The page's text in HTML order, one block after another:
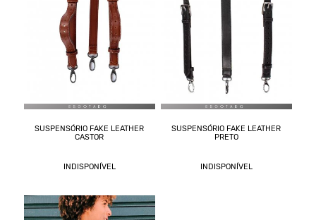
SUSPENSÓRIO FAKE LEATHER
CASTOR
INDISPONÍVEL
SUSPENSÓRIO FAKE LEATHER
PRETO
INDISPONÍVEL